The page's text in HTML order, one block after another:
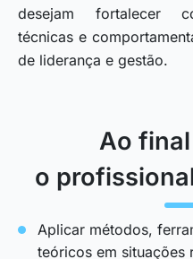
desejam fortalecer
técnicas e
de liderança e gestão.
Ao
o
Aplicar métodos,
teóricos em situações